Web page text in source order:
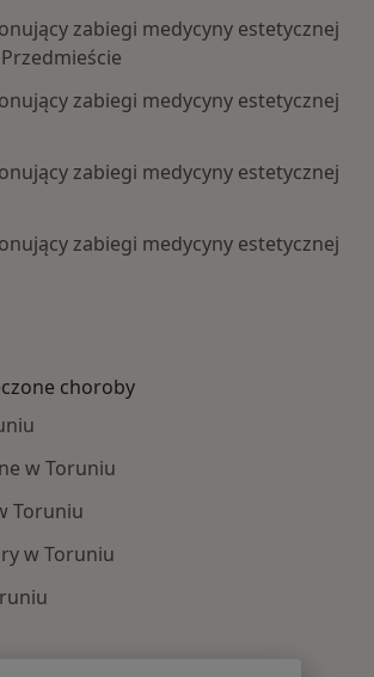
zabiegi medycyny estetycznej
zabiegi medycyny estetycznej
zabiegi medycyny estetycznej
zabiegi medycyny estetycznej
choroby
w Toruniu
Toruniu
w Toruniu